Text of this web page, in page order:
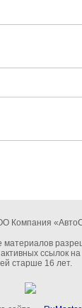
Компания
материалов
ссылок на
старше 16 лет.